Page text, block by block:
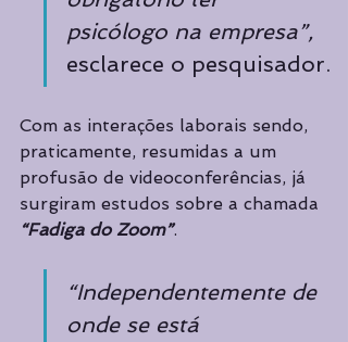
psicólogo na empresa”,
esclarece o pesquisador.
Com as interações laborais sendo,
praticamente, resumidas a um
profusão de videoconferências, já
surgiram estudos sobre a chamada
“Fadiga do Zoom”.
“Independentemente de
onde se está